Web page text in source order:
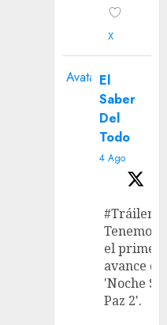
X
Avatar El
Saber
Del
Todo
4 Ago
#Tráiler
Tenemos
el primer
avance de
'Noche
Paz 2'.